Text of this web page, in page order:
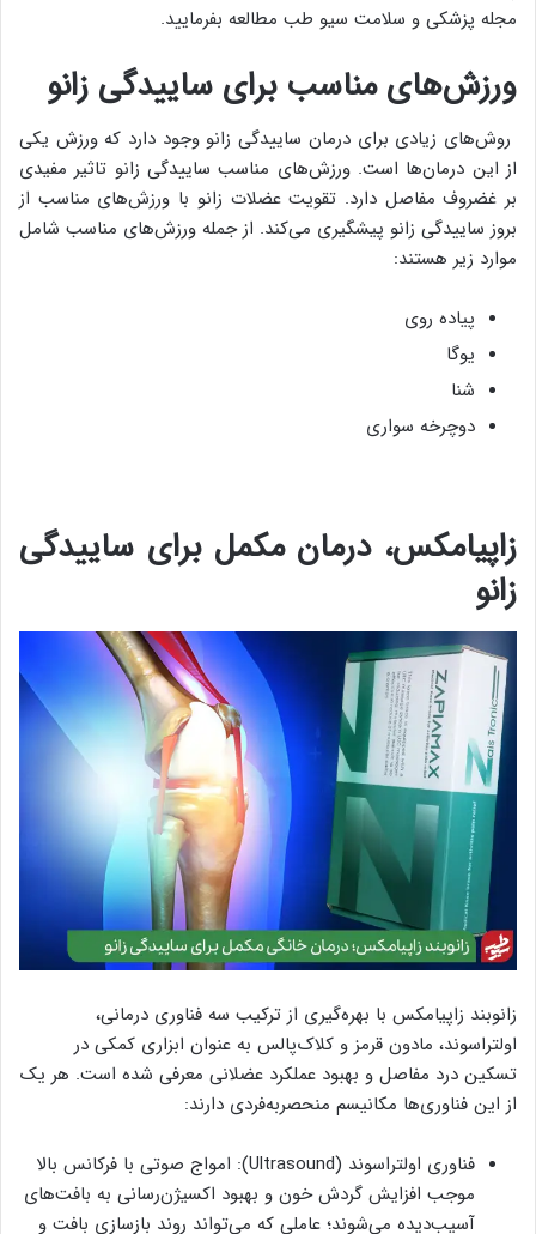
مجله پزشکی و سلامت سیو طب مطالعه بفرمایید.
ورزش‌های مناسب برای ساییدگی زانو
روش‌های زیادی برای درمان ساییدگی زانو وجود دارد که ورزش یکی
از این درمان‌ها است. ورزش‌های مناسب ساییدگی زانو تاثیر مفیدی
بر غضروف مفاصل دارد. تقویت عضلات زانو با ورزش‌های مناسب از
بروز ساییدگی زانو پیشگیری می‌کند. از جمله ورزش‌های مناسب شامل
موارد زیر هستند:
پیاده روی
یوگا
شنا
دوچرخه سواری
زاپیامکس، درمان مکمل برای ساییدگی
زانو
زانوبند زاپیامکس با بهره‌گیری از ترکیب سه فناوری درمانی،
اولتراسوند، مادون قرمز و کلاک‌پالس به عنوان ابزاری کمکی در
تسکین درد مفاصل و بهبود عملکرد عضلانی معرفی شده است. هر یک
از این فناوری‌ها مکانیسم منحصربه‌فردی دارند:
فناوری اولتراسوند (Ultrasound): امواج صوتی با فرکانس بالا
موجب افزایش گردش خون و بهبود اکسیژن‌رسانی به بافت‌های
آسیب‌دیده می‌شوند؛ عاملی که می‌تواند روند بازسازی بافت و